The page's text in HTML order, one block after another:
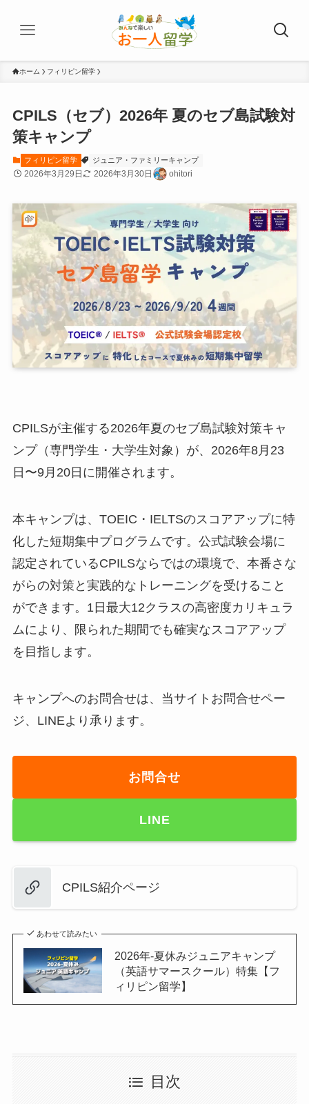
ホーム フィリピン留学
CPILS（セブ）2026年 夏のセブ島試験対
策キャンプ
フィリピン留学 ジュニア・ファミリーキャンプ
2026年3月29日 2026年3月30日 ohitori
CPILSが主催する2026年夏のセブ島試験対策キャ
ンプ（専門学生・大学生対象）が、2026年8月23
日〜9月20日に開催されます。
本キャンプは、TOEIC・IELTSのスコアアップに特
化した短期集中プログラムです。公式試験会場に
認定されているCPILSならではの環境で、本番さな
がらの対策と実践的なトレーニングを受けること
ができます。1日最大12クラスの高密度カリキュラ
ムにより、限られた期間でも確実なスコアアップ
を目指します。
キャンプへのお問合せは、当サイトお問合せペー
ジ、LINEより承ります。
お問合せ
LINE
CPILS紹介ページ
あわせて読みたい
2026年-夏休みジュニアキャンプ
（英語サマースクール）特集【フ
ィリピン留学】
目次